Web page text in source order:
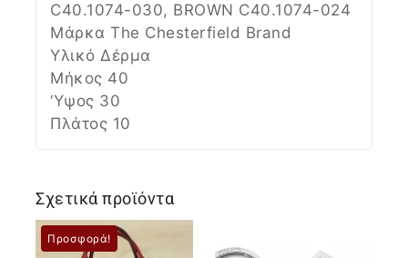
C40.1074-030, BROWN C40.1074-024
Μάρκα The Chesterfield Brand
Υλικό Δέρμα
Μήκος 40
‘Υψος 30
Πλάτος 10
Σχετικά προϊόντα
Προσφορά!